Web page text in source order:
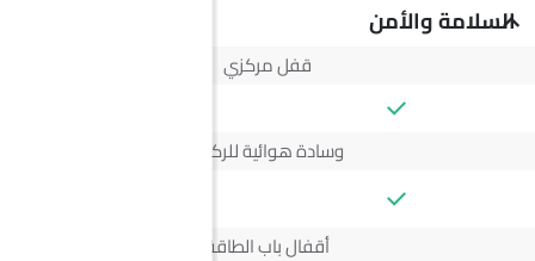
السلامة والأمن
قفل مركزي
وسادة هوائية للركاب
أقفال باب الطاقة